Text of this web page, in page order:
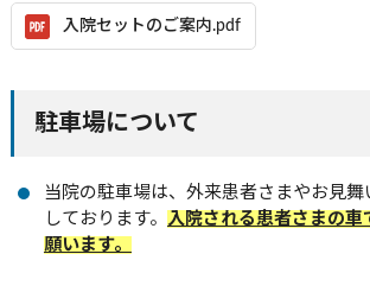
入院セットのご案内.pdf
駐車場について
当院の駐車場は、外来患者さまやお見舞
しております。 入院される患者さまの車
願います。